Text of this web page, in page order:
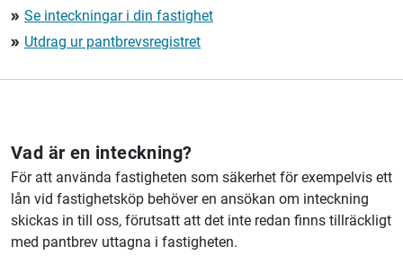
double_arrow Se inteckningar i din fastighet
double_arrow Utdrag ur pantbrevsregistret
Vad är en inteckning?
För att använda fastigheten som säkerhet för exempelvis ett
lån vid fastighetsköp behöver en ansökan om inteckning
skickas in till oss, förutsatt att det inte redan finns tillräckligt
med pantbrev uttagna i fastigheten.